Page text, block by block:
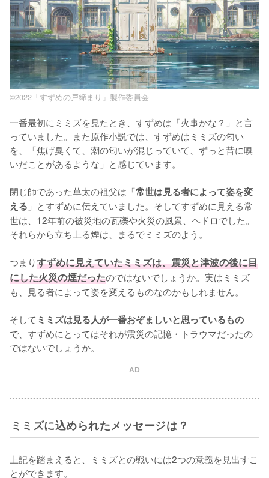
©2022「すずめの戸締まり」製作委員会
一番最初にミミズを見たとき、すずめは「火事かな？」と言
っていました。また原作小説では、すずめはミミズの匂い
を、「焦げ臭くて、潮の匂いが混じっていて、ずっと昔に嗅
いだことがあるような」と感じています。
閉じ師であった草太の祖父は「常世は見る者によって姿を変
える 」とすずめに伝えていました。そしてすずめに見える常
世は、12年前の被災地の瓦礫や火災の風景、ヘドロでした。
それらから立ち上る煙は、まるでミミズのよう。
つまりすずめに見えていたミミズは、震災と津波の後に目
にした火災の煙だったのではないでしょうか。実はミミズ
も、見る者によって姿を変えるものなのかもしれません。
そして ミミズは見る人が一番おぞましいと思っているもの
で、すずめにとってはそれが震災の記憶・トラウマだったの
ではないでしょうか。
AD
ミミズに込められたメッセージは？
上記を踏まえると、ミミズとの戦いには2つの意義を見出すこ
とができます。